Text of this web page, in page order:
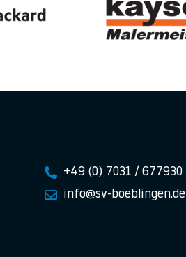
+49 (0) 7031 / 677930
info@sv-boeblingen.de